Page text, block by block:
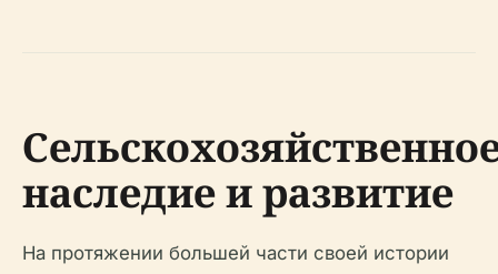
наследие и развитие
На протяжении большей части своей истории